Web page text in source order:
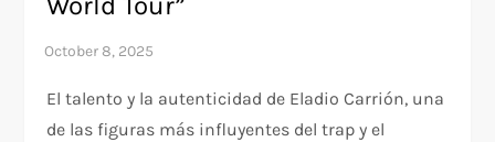
El talento y la autenticidad de Eladio Carrión, una
de las figuras más influyentes del trap y el